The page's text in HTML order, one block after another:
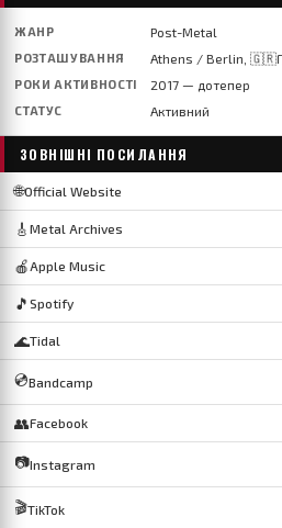
ЖАНР Post-Metal
РОЗТАШУВАННЯ Athens / Berlin,
РОКИ АКТИВНОСТІ 2017 — дотепер
СТАТУС Активний
ЗОВНІШНІ ПОСИЛАННЯ
🌐Official Website
🎸 Metal Archives
🍎 Apple Music
🎵 Spotify
🌊Tidal
💿Bandcamp
👥Facebook
📷Instagram
🎬TikTok